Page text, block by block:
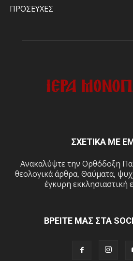
ΠΡΟΣΕΥΧΕΣ
ΣΧΕΤΙΚΑ ΜΕ
Ανακαλύψτε την Ορθόδοξη
θεολογικά άρθρα, Θαύματα,
έγκυρη εκκλησιαστική
ΒΡΕΙΤΕ ΜΑΣ ΣΤΑ